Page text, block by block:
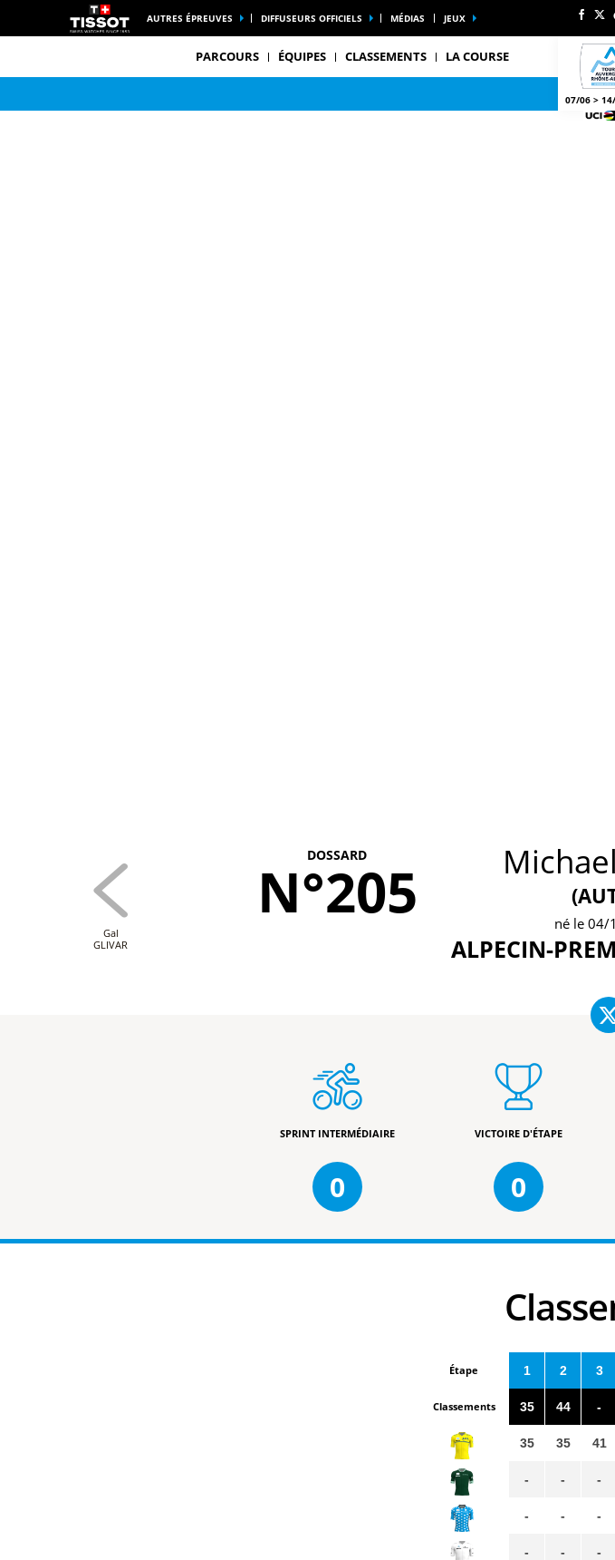
AUTRES ÉPREUVES DIFFUSEURS OFFICIELS MÉDIAS JEUX
PARCOURS ÉQUIPES CLASSEMENTS LA COURSE
07/06 >
DOSSARD
N°205 Michael
né le 04/
ALPECIN-
Gal
GLIVAR
SPRINT INTERMÉDIAIRE
0
VICTOIRE D'ÉTAPE
0
Étape
Classements
1
35
35
-
-
-
2
44
35
-
-
-
3
-
41
-
-
-